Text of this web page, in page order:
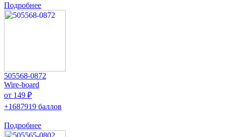
Подробнее
505568-0872
Wire-board
от 149 ₽
+1687919 баллов
Подробнее